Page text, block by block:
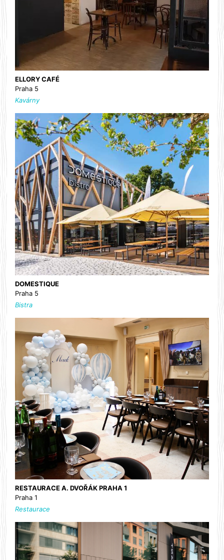
ELLORY CAFÉ
Praha 5
Kavárny
DOMESTIQUE
Praha 5
Bistra
RESTAURACE A. DVOŘÁK PRAHA 1
Praha 1
Restaurace